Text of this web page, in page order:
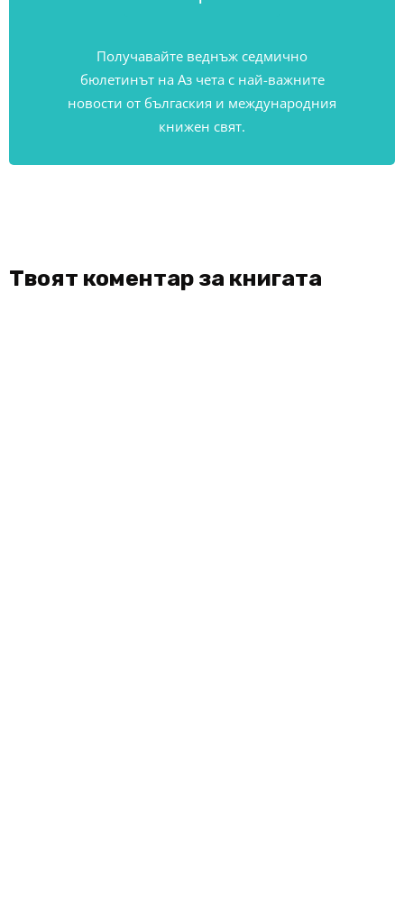
Получавайте веднъж седмично
бюлетинът на Аз чета с най-важните
новости от бългаския и международния
книжен свят.
Твоят коментар за книгата